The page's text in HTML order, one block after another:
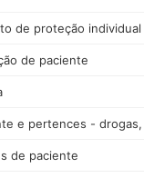
de proteção
de paciente
e pertences -
de paciente